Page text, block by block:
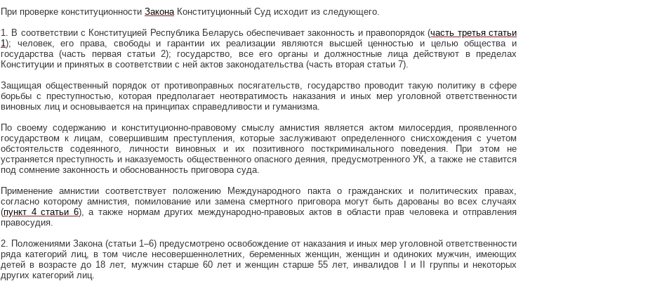
При проверке конституционности Закона Конституционный Суд исходит из следующего.
1. В соответствии с Конституцией Республика Беларусь обеспечивает законность и правопорядок (часть третья статьи
1 ); человек, его права, свободы и гарантии их реализации являются высшей ценностью и целью общества и
государства (часть первая статьи 2); государство, все его органы и должностные лица действуют в пределах
Конституции и принятых в соответствии с ней актов законодательства (часть вторая статьи 7).
Защищая общественный порядок от противоправных посягательств, государство проводит такую политику в сфере
борьбы с преступностью, которая предполагает неотвратимость наказания и иных мер уголовной ответственности
виновных лиц и основывается на принципах справедливости и гуманизма.
По своему содержанию и конституционно-правовому смыслу амнистия является актом милосердия, проявленного
государством к лицам, совершившим преступления, которые заслуживают определенного снисхождения с учетом
обстоятельств содеянного, личности виновных и их позитивного посткриминального поведения. При этом не
устраняется преступность и наказуемость общественного опасного деяния, предусмотренного УК, а также не ставится
под сомнение законность и обоснованность приговора суда.
Применение амнистии соответствует положению Международного пакта о гражданских и политических правах,
согласно которому амнистия, помилование или замена смертного приговора могут быть дарованы во всех случаях
(пункт 4 статьи 6), а также нормам других международно-правовых актов в области прав человека и отправления
правосудия.
2. Положениями Закона (статьи 1–6) предусмотрено освобождение от наказания и иных мер уголовной ответственности
ряда категорий лиц, в том числе несовершеннолетних, беременных женщин, женщин и одиноких мужчин, имеющих
детей в возрасте до 18 лет, мужчин старше 60 лет и женщин старше 55 лет, инвалидов I и II группы и некоторых
других категорий лиц.